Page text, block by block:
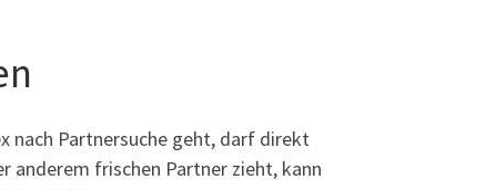
nach Partnersuche geht, darf direkt
anderem frischen Partner zieht, kann